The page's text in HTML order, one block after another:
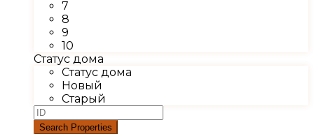
7
8
9
10
Статус дома
Статус дома
Новый
Старый